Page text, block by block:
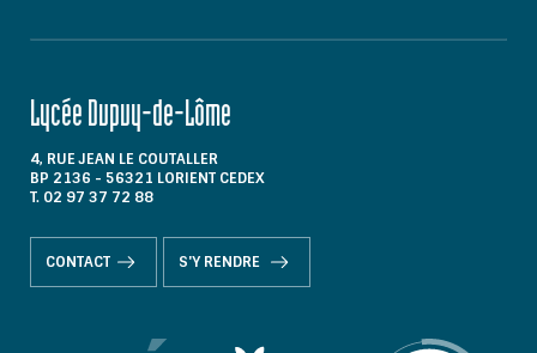
Lycée Dupuy-de-Lôme
4, RUE JEAN LE COUTALLER
BP 2136 - 56321 LORIENT CEDEX
T. 02 97 37 72 88
CONTACT S'Y RENDRE